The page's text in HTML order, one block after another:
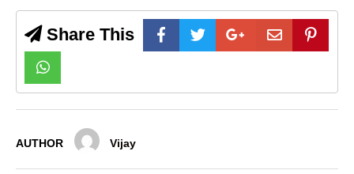
Share This
AUTHOR Vijay